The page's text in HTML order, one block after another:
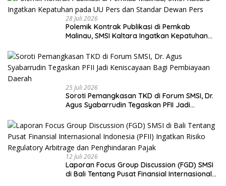
28 Juli 2026
Polemik Kontrak Publikasi di Pemkab
Malinau, SMSI Kaltara Ingatkan Kepatuhan
25 Juli 2026
Soroti Pemangkasan TKD di Forum SMSI, Dr.
Agus Syabarrudin Tegaskan PFII Jadi
12 Juli 2026
Laporan Focus Group Discussion (FGD) SMSI
di Bali Tentang Pusat Finansial Internasional